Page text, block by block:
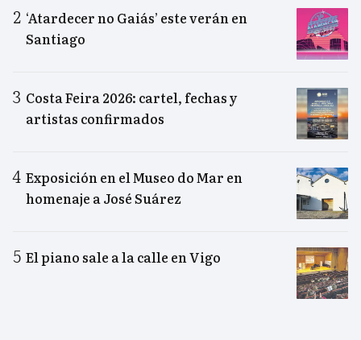
‘Atardecer no Gaiás’ este verán en
Santiago
Costa Feira 2026: cartel, fechas y
artistas confirmados
Exposición en el Museo do Mar en
homenaje a José Suárez
El piano sale a la calle en Vigo